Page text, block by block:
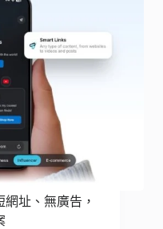
址、無廣告，